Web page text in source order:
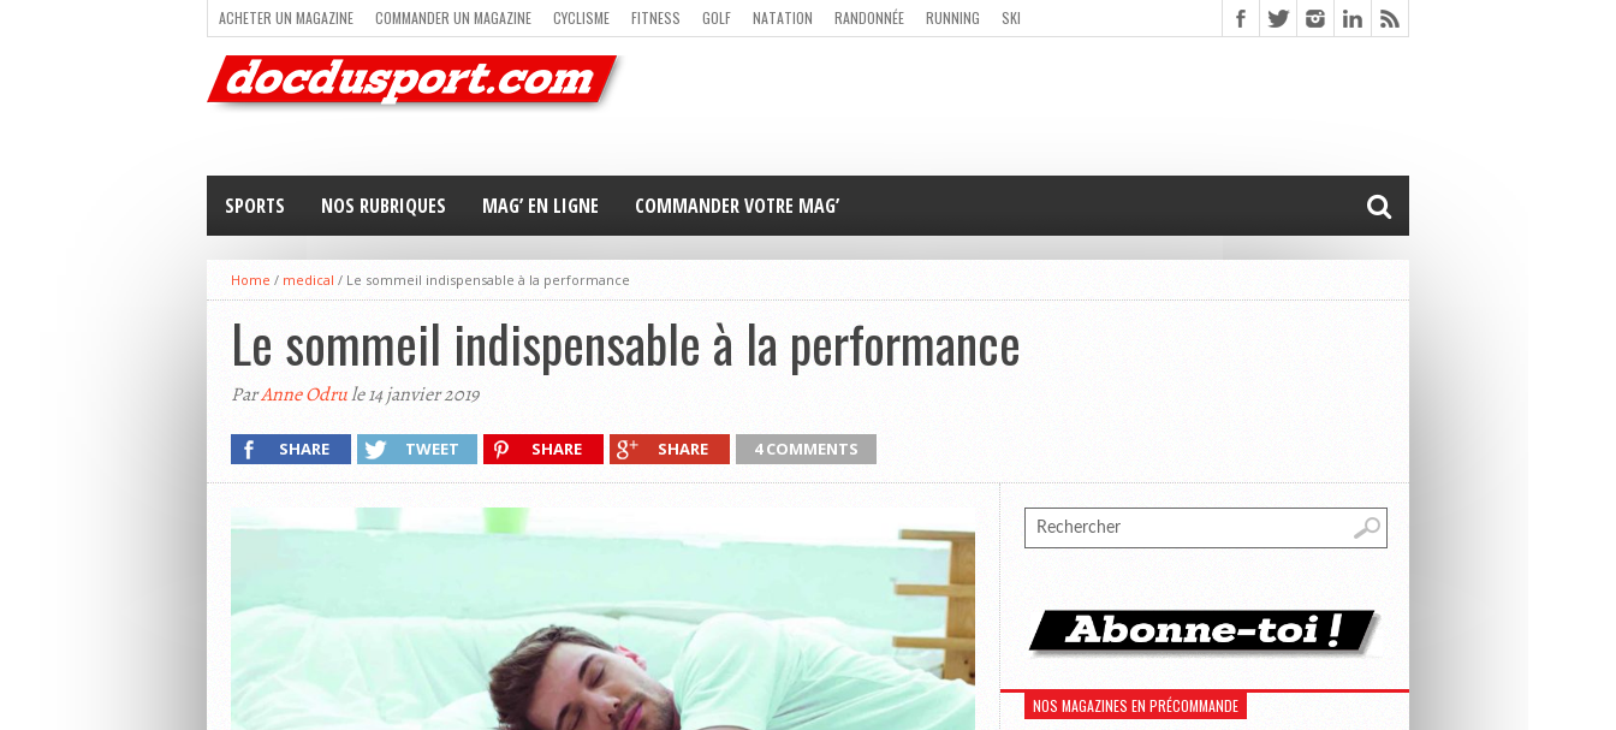
ACHETER UN MAGAZINE COMMANDER UN MAGAZINE CYCLISME FITNESS GOLF NATATION RANDONNÉE RUNNING
SKI
TRAIL RUNNING
TRIATHLON VOILE NEWSLETTER MAG’ EN LIGNE
SPORTS NOS RUBRIQUES MAG’ EN LIGNE COMMANDER VOTRE MAG’
Home / medical / Le sommeil indispensable à la performance
Le sommeil indispensable à la performance
ParAnne Odrule 14 janvier 2019
SHARE TWEET SHARE SHARE 4 COMMENTS
NOS MAGAZINES EN PRÉCOMMANDE